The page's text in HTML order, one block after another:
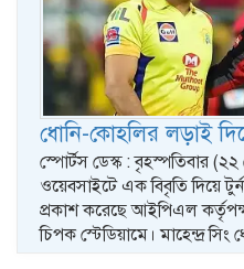
ধোনি-কোহলির লড়াই
স্পোর্টস ডেস্ক : বৃহস্পতিবার (২২
ওয়েবসাইটে এক বিবৃতি দিয়ে
প্রকাশ করেছে আইপিএল
চিপক স্টেডিয়ামে। মাহেন্দ্র সিং